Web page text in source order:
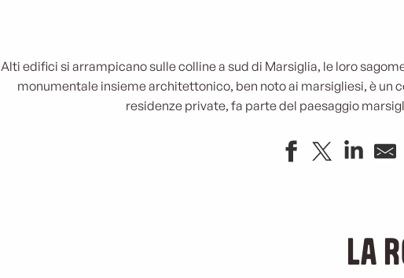
Alti edifici si arrampicano sulle colline a sud di Marsiglia, le loro
monumentale insieme architettonico, ben noto ai marsigliesi, è un
residenze private, fa parte del paesaggio
La